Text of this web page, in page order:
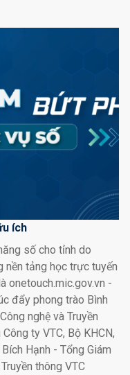
ích
số cho tỉnh do
nền tảng học trực tuyến
onetouch.mic.gov.vn -
đẩy phong trào Bình
nghệ và Truyền
ty VTC, Bộ KHCN,
Hạnh - Tổng Giám
thông VTC